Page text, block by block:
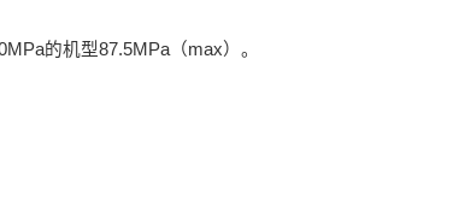
的机型87.5MPa（max）。